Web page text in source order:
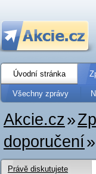
Úvodní stránka
Všechny zprávy
Akcie.cz»
doporučení»
Právě diskutujete